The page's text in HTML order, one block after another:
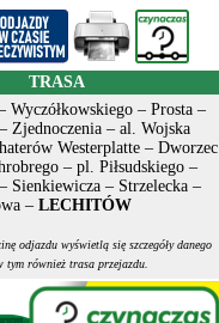
TRASA
Wyczółkowskiego – Prosta –
Zjednoczenia – al. Wojska
Westerplatte – Dworzec
– pl. Piłsudskiego –
Sienkiewicza – Strzelecka –
– LECHITÓW
odjazdu wyświetlą się szczegóły danego
tym również trasa przejazdu.